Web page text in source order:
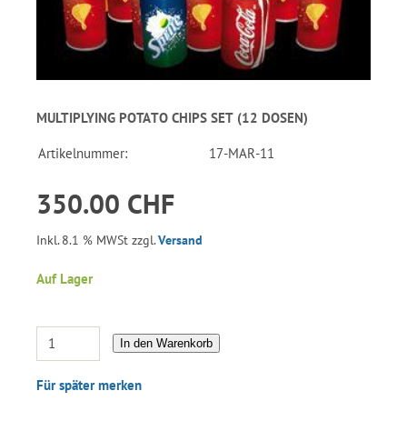
MULTIPLYING POTATO CHIPS SET (12 DOSEN)
Artikelnummer: 17-MAR-11
350.00 CHF
Inkl. 8.1 % MWSt zzgl.Versand
Auf Lager
In den Warenkorb
Für später merken